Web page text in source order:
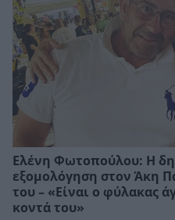
Ελένη Φωτοπούλου: Η
εξομολόγηση στον Άκη
του – «Είναι ο φύλακας
κοντά του»